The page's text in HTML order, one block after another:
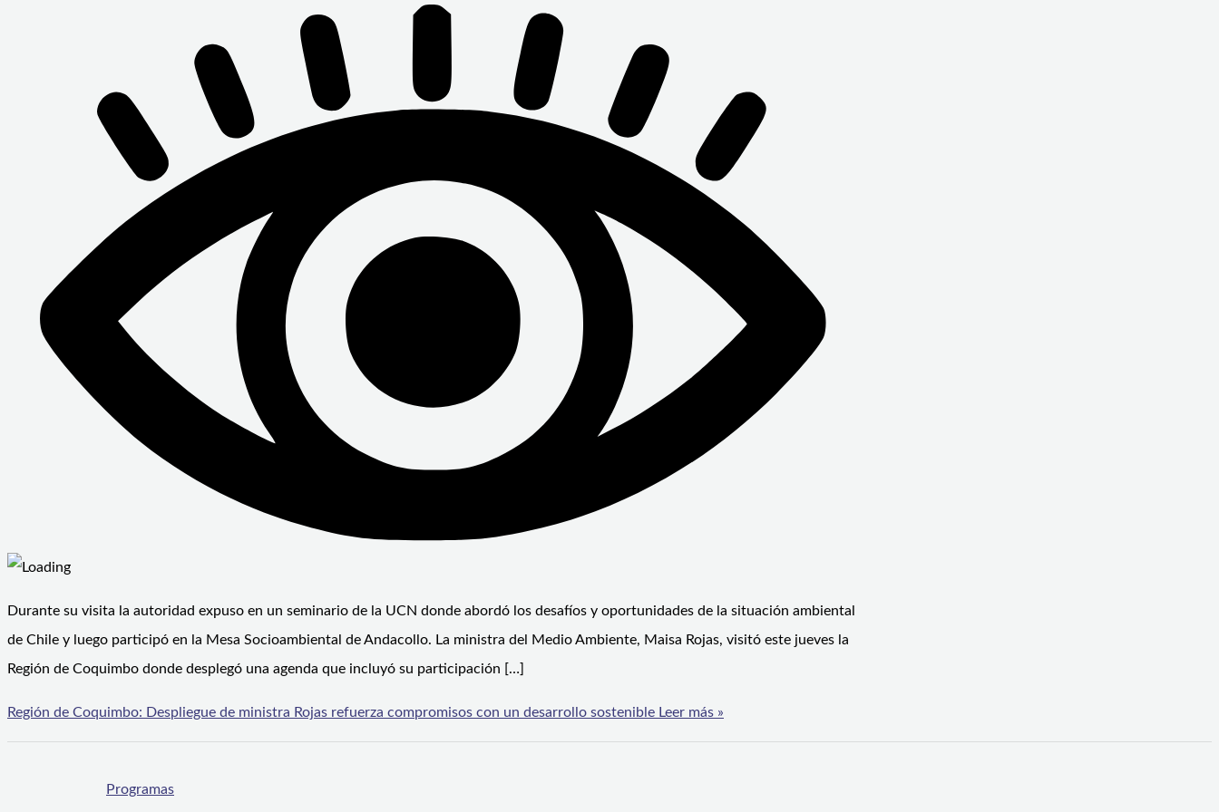
Durante su visita la autoridad expuso en un seminario de la UCN donde abordó los desafíos y oportunidades de la situación ambiental
de Chile y luego participó en la Mesa Socioambiental de Andacollo. La ministra del Medio Ambiente, Maisa Rojas, visitó este jueves la
Región de Coquimbo donde desplegó una agenda que incluyó su participación […]
Región de Coquimbo: Despliegue de ministra Rojas refuerza compromisos con un desarrollo sostenible Leer más »
Programas